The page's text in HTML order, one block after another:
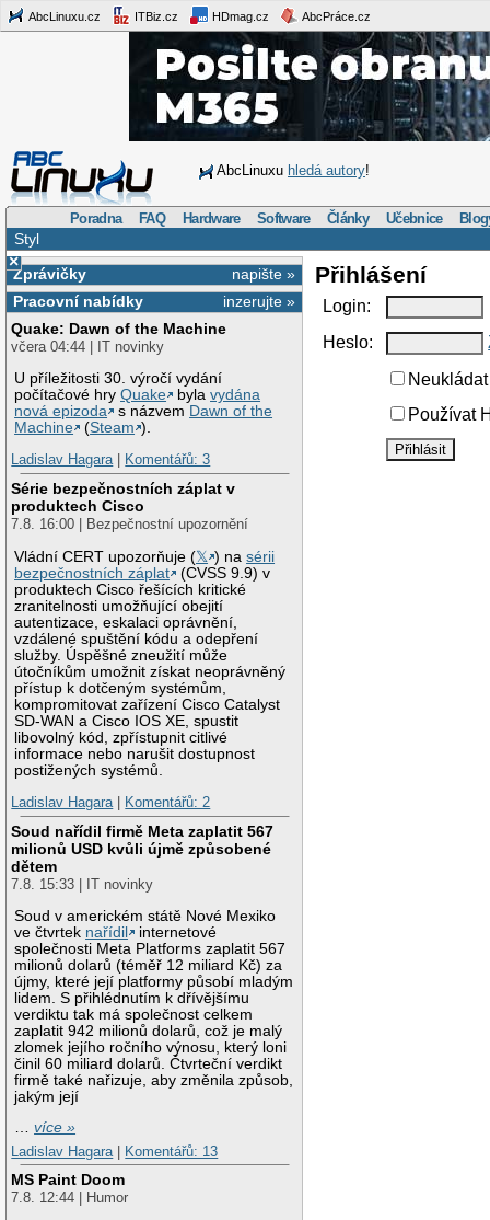
AbcLinuxu.cz ITBiz.cz HDmag.cz AbcPráce.cz
AbcLinuxu hledá autory!
Poradna FAQ Hardware Software Články Učebnice
Styl
×
napište »
Zprávičky
inzerujte »
Pracovní nabídky
Quake: Dawn of the Machine
včera 04:44 | IT novinky
U příležitosti 30. výročí vydání
počítačové hryQuake bylavydána
nová epizoda
s názvem Dawn of the
Machine
(Steam ).
Ladislav Hagara| Komentářů: 3
Série bezpečnostních záplat v
produktech Cisco
7.8. 16:00 | Bezpečnostní upozornění
Vládní CERT upozorňuje (𝕏 ) nasérii
bezpečnostních záplat
(CVSS 9.9) v
produktech Cisco řešících kritické
zranitelnosti umožňující obejití
autentizace, eskalaci oprávnění,
vzdálené spuštění kódu a odepření
služby. Úspěšné zneužití může
útočníkům umožnit získat neoprávněný
přístup k dotčeným systémům,
kompromitovat zařízení Cisco Catalyst
SD-WAN a Cisco IOS XE, spustit
libovolný kód, zpřístupnit citlivé
informace nebo narušit dostupnost
postižených systémů.
Ladislav Hagara| Komentářů: 2
Soud nařídil firmě Meta zaplatit 567
milionů USD kvůli újmě způsobené
dětem
7.8. 15:33 | IT novinky
Soud v americkém státě Nové Mexiko
ve čtvrtek nařídil
internetové
společnosti Meta Platforms zaplatit 567
milionů dolarů (téměř 12 miliard Kč) za
újmy, které její platformy působí mladým
lidem. S přihlédnutím k dřívějšímu
verdiktu tak má společnost celkem
zaplatit 942 milionů dolarů, což je malý
zlomek jejího ročního výnosu, který loni
činil 60 miliard dolarů. Čtvrteční verdikt
firmě také nařizuje, aby změnila způsob,
jakým její
…více »
Ladislav Hagara
Komentářů: 13
MS Paint Doom
7.8. 12:44 | Humor
Přihlášení
Login:
Heslo:
Používat